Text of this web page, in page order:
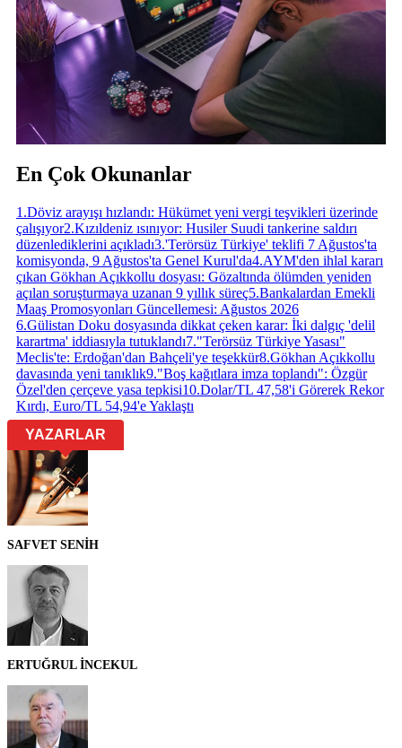
En Çok Okunanlar
1 .Döviz arayışı hızlandı: Hükümet yeni vergi teşvikleri üzerinde
çalışıyor2.Kızıldeniz ısınıyor: Husiler Suudi tankerine saldırı
düzenlediklerini açıkladı3.'Terörsüz Türkiye' teklifi 7 Ağustos'ta
komisyonda, 9 Ağustos'ta Genel Kurul'da4.AYM'den ihlal kararı
çıkan Gökhan Açıkkollu dosyası: Gözaltında ölümden yeniden
açılan soruşturmaya uzanan 9 yıllık süreç5.Bankalardan Emekli
Maaş Promosyonları Güncellemesi: Ağustos 2026
6.Gülistan Doku dosyasında dikkat çeken karar: İki dalgıç 'delil
karartma' iddiasıyla tutuklandı7."Terörsüz Türkiye Yasası"
Meclis'te: Erdoğan'dan Bahçeli'ye teşekkür8.Gökhan Açıkkollu
davasında yeni tanıklık9."Boş kağıtlara imza toplandı": Özgür
Özel'den çerçeve yasa tepkisi10.Dolar/TL 47,58'i Görerek Rekor
Kırdı, Euro/TL 54,94'e Yaklaştı
YAZARLAR
SAFVET SENİH
ERTUĞRUL İNCEKUL